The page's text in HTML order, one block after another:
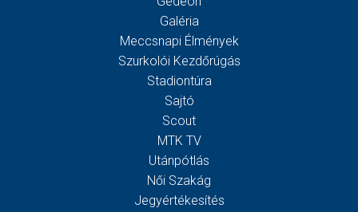
Galéria
Meccsnapi Élmények
Szurkolói Kezdőrúgás
Stadiontúra
Sajtó
Scout
MTK TV
Utánpótlás
Női Szakág
Jegyértékesítés